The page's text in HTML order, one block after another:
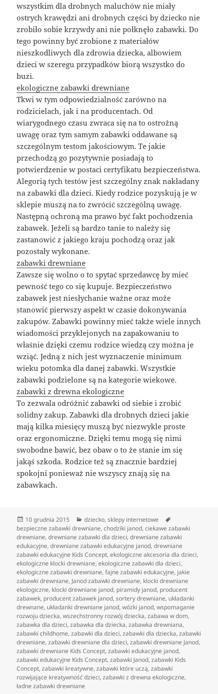
wszystkim dla drobnych maluchów nie miały
ostrych krawędzi ani drobnych części by dziecko nie
zrobiło sobie krzywdy ani nie połknęło zabawki. Do
tego powinny być zrobione z materiałów
nieszkodliwych dla zdrowia dziecka, albowiem
dzieci w szeregu przypadków biorą wszystko do
buzi.
ekologiczne zabawki drewniane
Tkwi w tym odpowiedzialność zarówno na
rodzicielach, jak i na producentach. Od
wiarygodnego czasu zwraca się na to ostrożną
uwagę oraz tym samym zabawki oddawane są
szczególnym testom jakościowym. Te jakie
przechodzą go pozytywnie posiadają to
potwierdzenie w postaci certyfikatu bezpieczeństwa.
Alegorią tych testów jest szczególny znak nakładany
na zabawki dla dzieci. Kiedy rodzice pozyskują je w
sklepie muszą na to zwrócić szczególną uwagę.
Następną ochroną ma prawo być fakt pochodzenia
zabawek. Jeżeli są bardzo tanie to należy się
zastanowić z jakiego kraju pochodzą oraz jak
pozostały wykonane.
zabawki drewniane
Zawsze się wolno o to spytać sprzedawcę by mieć
pewność tego co się kupuje. Bezpieczeństwo
zabawek jest niesłychanie ważne oraz może
stanowić pierwszy aspekt w czasie dokonywania
zakupów. Zabawki powinny mieć także wiele innych
wiadomości przyklejonych na zapakowaniu to
właśnie dzięki czemu rodzice wiedzą czy można je
wziąć. Jedną z nich jest wyznaczenie minimum
wieku potomka dla danej zabawki. Wszystkie
zabawki podzielone są na kategorie wiekowe.
zabawki z drewna ekologiczne
To zezwala odróżnić zabawki od siebie i zrobić
solidny zakup. Zabawki dla drobnych dzieci jakie
mają kilka miesięcy muszą być niezwykle proste
oraz ergonomiczne. Dzięki temu mogą się nimi
swobodne bawić, bez obaw o to że stanie im się
jakąś szkoda. Rodzice też są znacznie bardziej
spokojni ponieważ nie wszyscy znają się na
zabawkach.
Data
publikacji
10 grudnia 2015 Kategorie
dziecko,sklepy internetowe
bezpieczne zabawki drewniane,chodziki janod,ciekawe zabawki
drewniane,drewniane zabawki dla dzieci,drewniane zabawki
edukacyjne,drewniane zabawki edukacyjne janod,drewniane
zabawki edukacyjne Kids Concept,ekologiczne akcesoria dla dzieci,
ekologiczne klocki drewniane,ekologiczne zabawki dla dzieci,
ekologiczne zabawki drewniane,fajne zabawki edukacyjne, jakie
zabawki drewniane, Janod zabawki drewniane, klocki drewniane
ekologiczne, klocki drewniane janod, piramidy janod, producent
zabawek, producent zabawek janod,sortery drewniane, układanki
drewnane, układanki drewniane janod,wózki janod,wspomaganie
rozwoju dziecka,wszechstronny rozwój dziecka,zabawa w dom,
zabawka dla dzieci,zabawka dla dziecka,zabawka drewniana,
zabawki childhome,zabawki dla dzieci,zabawki dla dziecka,zabawki
drewniane,zabawki drewniane dla dzieci,zabawki drewniane Janod,
zabawki drewniane Kids Concept,zabawki edukacyjne janod,
zabawki edukacyjne Kids Concept,zabawki Janod,zabawki Kids
Concept,zabawki kreatywne,zabawki które uczą,zabawki
rozwijające kreatywność dzieci,zabawki z drewna ekologiczne,
ładne zabawki drewniane